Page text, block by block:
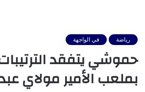
رياضة في الواجهة
حموشي يتفقد
بملعب الأمير مولاي